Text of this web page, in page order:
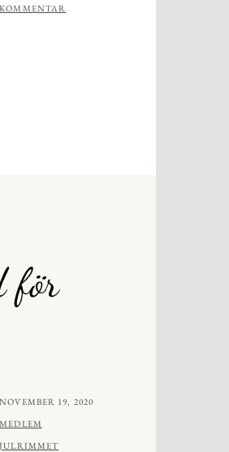
KOMMENTAR
för
PUBLICERAT
NOVEMBER 19, 2020
AV
MEDLEM
JULRIMMET